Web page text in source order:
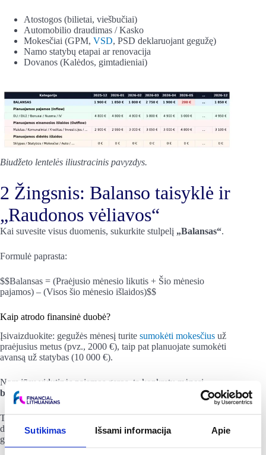
Sutikimas Išsami informacija Apie
Atostogos (bilietai, viešbučiai)
Automobilio draudimas / Kasko
Mokesčiai (GPM, VSD, PSD deklaruojant gegužę)
Namo statybų etapai ar renovacija
Dovanos (Kalėdos, gimtadieniai)
Biudžeto lentelės iliustracinis pavyzdys.
2 Žingsnis: Balanso taisyklė ir
„Raudonos vėliavos“
Kai suvesite visus duomenis, sukurkite stulpelį „Balansas“.
Formulė paprasta:
$$Balansas = (Praėjusio mėnesio likutis + Šio mėnesio
pajamos) – (Visos šio mėnesio išlaidos)$$
Kaip atrodo finansinė duobė?
Įsivaizduokite: gegužės mėnesį turite sumokėti mokesčius už
praėjusius metus (pvz., 2000 €), taip pat planuojate sumokėti
avansą už statybas (10 000 €).
Nors jūsų vidutinės pajamos geros, tą konkretų mėnesį
balansas gali tapti neigiamas
Tai yra raudona vėliava. Jei matote minusą „Excel“ lentelėje
dabar, tai yra geriausia, kas galėjo nutikti. Tai reiškia, kad
galite pasiruošti: